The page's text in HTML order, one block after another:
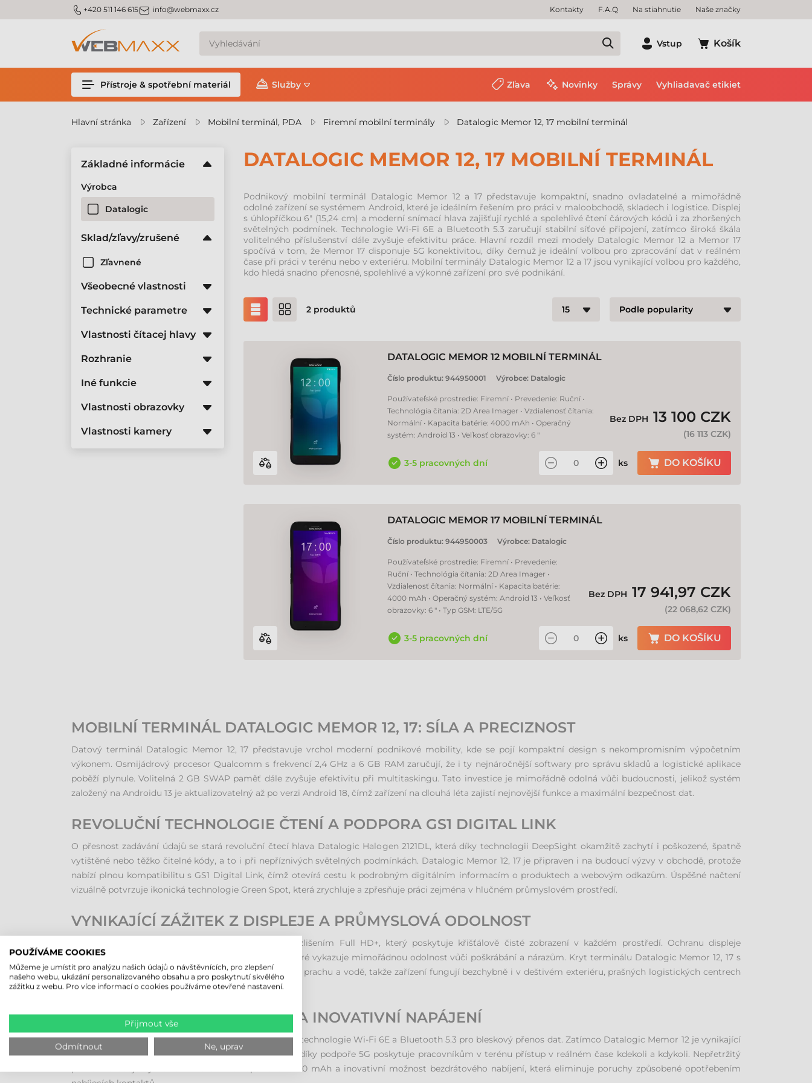
m_phone +420 511 146 615m_email info@webmaxx.cz Kontakty F.A.Q Na stiahnutie Naše značky
Vstup Košík
Přístroje & spotřební materiál Služby Zľava Novinky Správy Vyhliadavač etikiet
Hlavní stránka Zařízení Mobilní terminál, PDA Firemní mobilní terminály Datalogic Memor 12, 17 mobilní terminál
DATALOGIC MEMOR 12, 17 MOBILNÍ TERMINÁL
Podnikový mobilní terminál Datalogic Memor 12 a 17 představuje kompaktní, snadno ovladatelné a mimořádně
odolné zařízení se systémem Android, které je ideálním řešením pro práci v maloobchodě, skladech i logistice. Displej
s úhlopříčkou 6" (15,24 cm) a moderní snímací hlava zajišťují rychlé a spolehlivé čtení čárových kódů i za zhoršených
světelných podmínek. Technologie Wi-Fi 6E a Bluetooth 5.3 zaručují stabilní síťové připojení, zatímco široká škála
volitelného příslušenství dále zvyšuje efektivitu práce. Hlavní rozdíl mezi modely Datalogic Memor 12 a Memor 17
spočívá v tom, že Memor 17 disponuje 5G konektivitou, díky čemuž je ideální volbou pro zpracování dat v reálném
čase při práci v terénu nebo v exteriéru. Mobilní terminály Datalogic Memor 12 a 17 jsou vynikající volbou pro každého,
kdo hledá snadno přenosné, spolehlivé a výkonné zařízení pro své podnikání.
2 produktů
DATALOGIC MEMOR 12 MOBILNÍ TERMINÁL
Číslo produktu: 944950001 Výrobce: Datalogic
Používateľské prostredie: Firemní • Prevedenie: Ruční •
Technológia čítania: 2D Area Imager • Vzdialenosť čítania:
Normální • Kapacita batérie: 4000 mAh • Operačný
systém: Android 13 • Veľkosť obrazovky: 6 "
Bez DPH 13 100 CZK
(16 113 CZK)
3-5 pracovných dní ks DO KOŠÍKU
DATALOGIC MEMOR 17 MOBILNÍ TERMINÁL
Číslo produktu: 944950003 Výrobce: Datalogic
Používateľské prostredie: Firemní • Prevedenie:
Ruční • Technológia čítania: 2D Area Imager •
Vzdialenosť čítania: Normální • Kapacita batérie:
4000 mAh • Operačný systém: Android 13 • Veľkosť
obrazovky: 6 " • Typ GSM: LTE/5G
Bez DPH 17 941,97 CZK
(22 068,62 CZK)
3-5 pracovných dní ks DO KOŠÍKU
Základné informácie
Výrobca
Datalogic
Sklad/zľavy/zrušené
Zľavnené
Všeobecné vlastnosti
Technické parametre
Vlastnosti čítacej hlavy
Rozhranie
Iné funkcie
Vlastnosti obrazovky
Vlastnosti kamery
MOBILNÍ TERMINÁL DATALOGIC MEMOR 12, 17: SÍLA A PRECIZNOST
Datový terminál Datalogic Memor 12, 17 představuje vrchol moderní podnikové mobility, kde se pojí kompaktní design s nekompromisním výpočetním
výkonem. Osmijádrový procesor Qualcomm s frekvencí 2,4 GHz a 6 GB RAM zaručují, že i ty nejnáročnější softwary pro správu skladů a logistické aplikace
poběží plynule. Volitelná 2 GB SWAP paměť dále zvyšuje efektivitu při multitaskingu. Tato investice je mimořádně odolná vůči budoucnosti, jelikož systém
založený na Androidu 13 je aktualizovatelný až po verzi Android 18, čímž zařízení na dlouhá léta zajistí nejnovější funkce a maximální bezpečnost dat.
REVOLUČNÍ TECHNOLOGIE ČTENÍ A PODPORA GS1 DIGITAL LINK
O přesnost zadávání údajů se stará revoluční čtecí hlava Datalogic Halogen 2121DL, která díky technologii DeepSight okamžitě zachytí i poškozené, špatně
vytištěné nebo těžko čitelné kódy, a to i při nepříznivých světelných podmínkách. Datalogic Memor 12, 17 je připraven i na budoucí výzvy v obchodě, protože
nabízí plnou kompatibilitu s GS1 Digital Link, čímž otevírá cestu k podrobným digitálním informacím o produktech a webovým odkazům. Úspěšné načtení
vizuálně potvrzuje ikonická technologie Green Spot, která zrychluje a zpřesňuje práci zejména v hlučném průmyslovém prostředí.
VYNIKAJÍCÍ ZÁŽITEK Z DISPLEJE A PRŮMYSLOVÁ ODOLNOST
Profesionální práci podporuje 6palcový displej s rozlišením Full HD+, který poskytuje křišťálově čisté zobrazení v každém prostředí. Ochranu displeje
zabezpečuje špičkové sklo Corning Gorilla Glass 7, které vykazuje mimořádnou odolnost vůči poškrábání a nárazům. Kryt terminálu Datalogic Memor 12, 17 s
certifikací IP65 a IP67 poskytuje úplnou ochranu proti prachu a vodě, takže zařízení fungují bezchybně i v deštivém exteriéru, prašných logistických centrech
nebo sterilních zdravotnických zařízeních.
STABILNÍ DATOVÉ PŘIPOJENÍ A INOVATIVNÍ NAPÁJENÍ
V oblasti konektivity využívá tato série nejmodernější technologie Wi-Fi 6E a Bluetooth 5.3 pro bleskový přenos dat. Zatímco Datalogic Memor 12 je vynikající
volbou pro vnitřní úkoly, model Datalogic Memor 17 díky podpoře 5G poskytuje pracovníkům v terénu přístup v reálném čase kdekoli a kdykoli. Nepřetržitý
provoz zaručuje vyměnitelná baterie s kapacitou 4000 mAh a inovativní možnost bezdrátového nabíjení, která eliminuje poruchy způsobené opotřebením
POUŽÍVÁME COOKIES
Můžeme je umístit pro analýzu našich údajů o návštěvnících, pro zlepšení
našeho webu, ukázání personalizovaného obsahu a pro poskytnutí skvělého
zážitku z webu. Pro více informací o cookies používáme otevřené nastavení.
Přijmout vše
Odmítnout Ne, uprav